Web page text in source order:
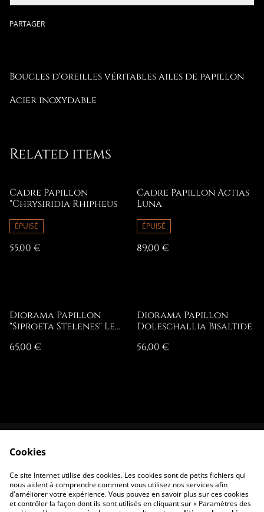
PARTAGER
Boucles d'oreilles véritables ailes de papillon
Acier inoxydable
Related items
Cadre Papillon
"Chrysiridia Rhipheus
ÉPUISÉ
55,00 €
Cadre Papillon Actias
Luna
ÉPUISÉ
89,00 €
Diorama Papillon
"Siproeta Stelenes" Le
65,00 €
Diorama Papillon
Doleschallia Bisaltide
56,00 €
Contactez-nous
confidentialité
cookies
Cookies
Ce site Internet utilise des cookies. Les cookies sont de petits fichiers qui
nous aident à comprendre comment vous utilisez nos services afin
d'améliorer votre expérience. Vous pouvez en savoir plus sur ces cookies
et contrôler la façon dont ils sont utilisés en cliquant sur « Paramètres des